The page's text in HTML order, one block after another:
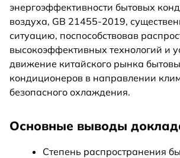
энергоэффективности бытовых
воздуха, GB 21455-2019,
ситуацию, поспособствовав
высокоэффективных технологий и
движение китайского рынка
кондиционеров в направлении
безопасного охлаждения.
Основные выводы
Степень распространения